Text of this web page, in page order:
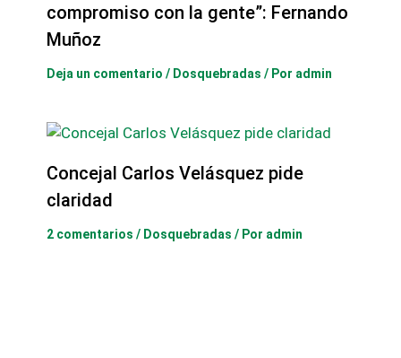
compromiso con la gente”: Fernando
Muñoz
Deja un comentario / Dosquebradas / Por admin
Concejal Carlos Velásquez pide
claridad
2 comentarios / Dosquebradas / Por admin